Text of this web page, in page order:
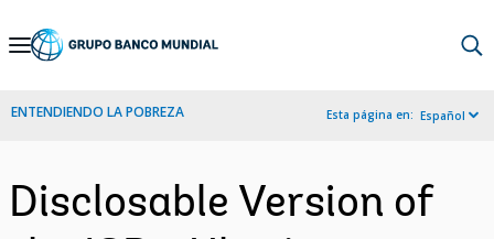
Skip
Navigation
ENTENDIENDO LA POBREZA Esta página en: Español
Disclosable Version of